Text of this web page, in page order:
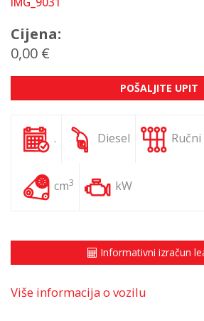
Cijena:
0,00 €
POŠALJITE UPIT
. Diesel Ručni
cm3 kW
Informativni izračun
Više informacija o vozilu